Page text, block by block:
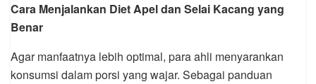
Cara Menjalankan Diet Apel dan Selai Kacang yang
Benar
Agar manfaatnya lebih optimal, para ahli menyarankan
konsumsi dalam porsi yang wajar. Sebagai panduan